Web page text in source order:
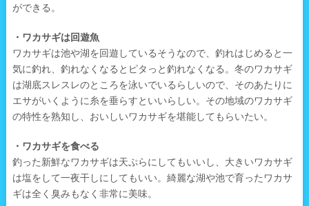
ができる。
・ワカサギは回遊魚
ワカサギは池や湖を回遊しているそうなので、釣れはじめると一
気に釣れ、釣れなくなるとピタっと釣れなくなる。冬のワカサギ
は湖底スレスレのところを泳いでいるらしいので、そのあたりに
エサがいくように糸を垂らすといいらしい。その地域のワカサギ
の特性を熟知し、おいしいワカサギを堪能してもらいたい。
・ワカサギを食べる
釣った新鮮なワカサギは天ぷらにしてもいいし、大きいワカサギ
は塩をして一夜干しにしてもいい。綺麗な湖や池で育ったワカサ
ギは全く臭みもなく非常に美味。